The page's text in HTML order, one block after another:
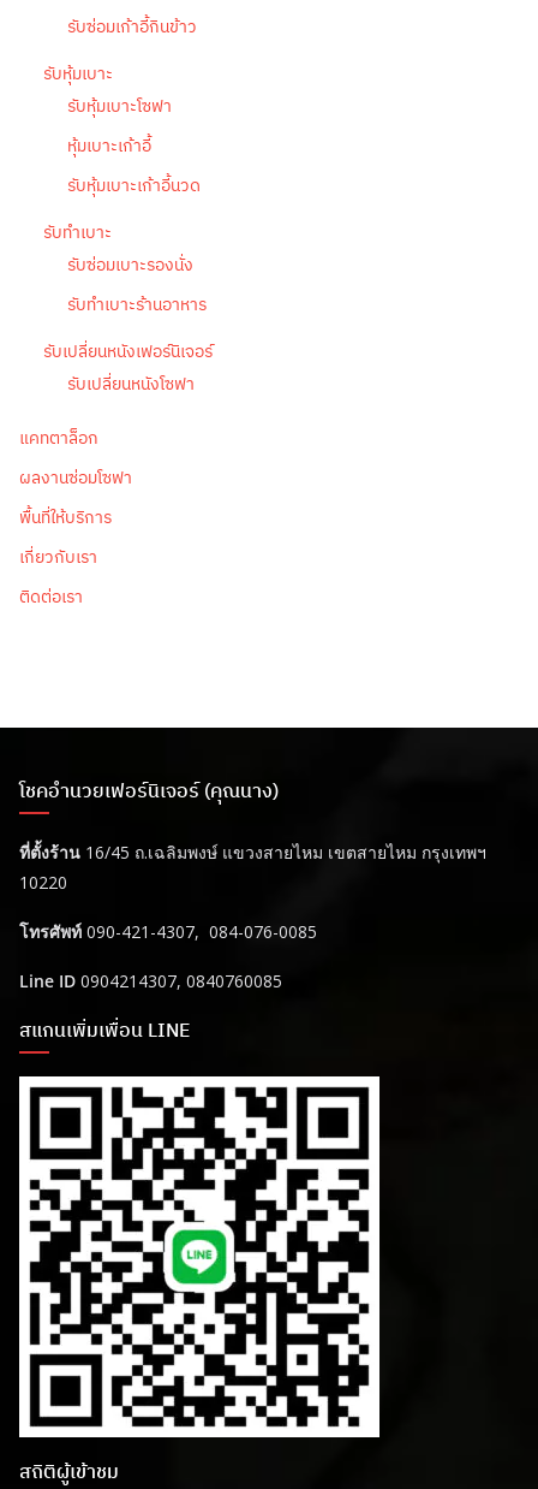
รับซ่อมเก้าอี้กินข้าว
รับหุ้มเบาะ
รับหุ้มเบาะโซฟา
หุ้มเบาะเก้าอี้
รับหุ้มเบาะเก้าอี้นวด
รับทำเบาะ
รับซ่อมเบาะรองนั่ง
รับทำเบาะร้านอาหาร
รับเปลี่ยนหนังเฟอร์นิเจอร์
รับเปลี่ยนหนังโซฟา
แคทตาล็อก
ผลงานซ่อมโซฟา
พื้นที่ให้บริการ
เกี่ยวกับเรา
ติดต่อเรา
โชคอำนวยเฟอร์นิเจอร์ (คุณนาง)
ที่ตั้งร้าน 16/45 ถ.เฉลิมพงษ์ แขวงสายไหม เขตสายไหม กรุงเทพฯ
10220
โทรศัพท์ 090-421-4307, 084-076-0085
Line ID 0904214307, 0840760085
สแกนเพิ่มเพื่อน LINE
สถิติผู้เข้าชม